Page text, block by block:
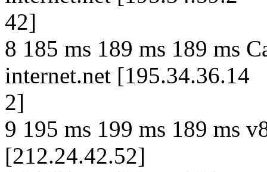
42]
8 185 ms 189 ms 189 ms
internet.net [195.34.36.14
2]
9 195 ms 199 ms 189 ms
[212.24.42.52]